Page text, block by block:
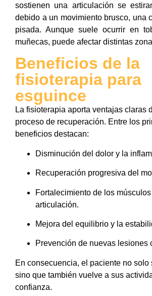
sostienen una articulación se
debido a un movimiento brusco, una
pisada. Aunque suele ocurrir en
muñecas, puede afectar distintas
Beneficios de la
fisioterapia para
esguince
La fisioterapia aporta ventajas claras
proceso de recuperación. Entre los
beneficios destacan:
Disminución del dolor y la
Recuperación progresiva del
Fortalecimiento de los
articulación.
Mejora del equilibrio y la
Prevención de nuevas lesiones
En consecuencia, el paciente no solo
sino que también vuelve a sus
confianza.